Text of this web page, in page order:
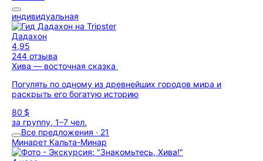
индивидуальная
Дадахон
4,95
244 отзыва
Хива — восточная сказка
Погулять по одному из древнейших городов мира и
раскрыть его богатую историю
80 $
за группу, 1–7 чел.
Все предложения · 21
Минарет Кальта-Минар